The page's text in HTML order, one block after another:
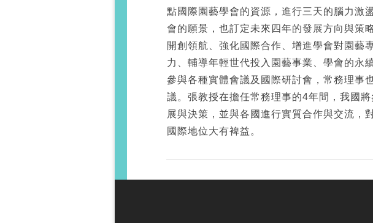
點國際園藝學會的資源，進行三天的腦力激
會的願景，也訂定未來四年的發展方向與策
開創領航、強化國際合作、增進學會對園藝
力、輔導年輕世代投入園藝事業、學會的永
參與各種實體會議及國際研討會，常務理事
議。張教授在擔任常務理事的4年間，我國
展與決策，並與各國進行實質合作與交流，
國際地位大有裨益。